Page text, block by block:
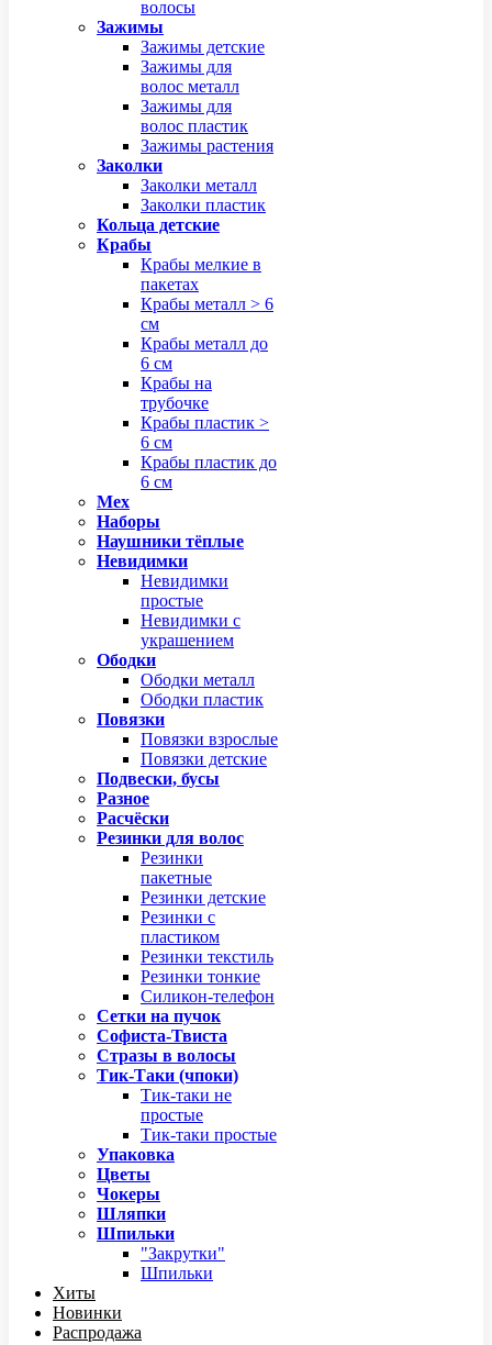
волосы
Зажимы
Зажимы детские
Зажимы для
волос металл
Зажимы для
волос пластик
Зажимы растения
Заколки
Заколки металл
Заколки пластик
Кольца детские
Крабы
Крабы мелкие в
пакетах
Крабы металл > 6
см
Крабы металл до
6 см
Крабы на
трубочке
Крабы пластик >
6 см
Крабы пластик до
6 см
Мех
Наборы
Наушники тёплые
Невидимки
Невидимки
простые
Невидимки с
украшением
Ободки
Ободки металл
Ободки пластик
Повязки
Повязки взрослые
Повязки детские
Подвески, бусы
Разное
Расчёски
Резинки для волос
Резинки
пакетные
Резинки детские
Резинки с
пластиком
Резинки текстиль
Резинки тонкие
Силикон-телефон
Сетки на пучок
Софиста-Твиста
Стразы в волосы
Тик-Таки (чпоки)
Тик-таки не
простые
Тик-таки простые
Упаковка
Цветы
Чокеры
Шляпки
Шпильки
"Закрутки"
Шпильки
Хиты
Новинки
Распродажа